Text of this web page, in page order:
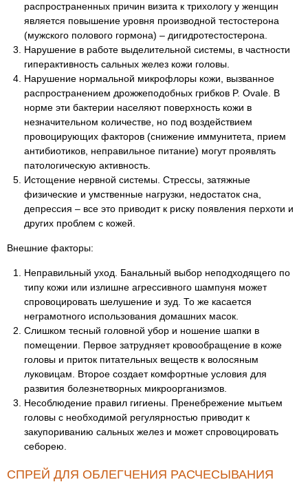
распространенных причин визита к трихологу у женщин
является повышение уровня производной тестостерона
(мужского полового гормона) – дигидротестостерона.
Нарушение в работе выделительной системы, в частности
гиперактивность сальных желез кожи головы.
Нарушение нормальной микрофлоры кожи, вызванное
распространением дрожжеподобных грибков P. Ovale. В
норме эти бактерии населяют поверхность кожи в
незначительном количестве, но под воздействием
провоцирующих факторов (снижение иммунитета, прием
антибиотиков, неправильное питание) могут проявлять
патологическую активность.
Истощение нервной системы. Стрессы, затяжные
физические и умственные нагрузки, недостаток сна,
депрессия – все это приводит к риску появления перхоти и
других проблем с кожей.
Внешние факторы:
Неправильный уход. Банальный выбор неподходящего по
типу кожи или излишне агрессивного шампуня может
спровоцировать шелушение и зуд. То же касается
неграмотного использования домашних масок.
Слишком тесный головной убор и ношение шапки в
помещении. Первое затрудняет кровообращение в коже
головы и приток питательных веществ к волосяным
луковицам. Второе создает комфортные условия для
развития болезнетворных микроорганизмов.
Несоблюдение правил гигиены. Пренебрежение мытьем
головы с необходимой регулярностью приводит к
закупориванию сальных желез и может спровоцировать
себорею.
СПРЕЙ ДЛЯ ОБЛЕГЧЕНИЯ РАСЧЕСЫВАНИЯ